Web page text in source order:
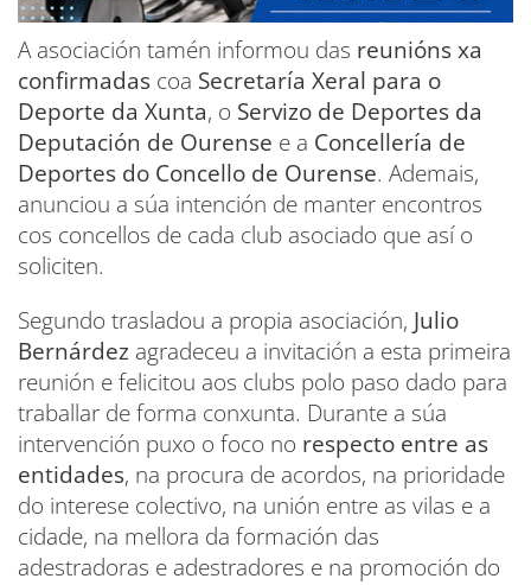
A asociación tamén informou das reunións xa
confirmadas coa Secretaría Xeral para o
Deporte da Xunta, o Servizo de Deportes da
Deputación de Ourense e a Concellería de
Deportes do Concello de Ourense. Ademais,
anunciou a súa intención de manter encontros
cos concellos de cada club asociado que así o
soliciten.
Segundo trasladou a propia asociación, Julio
Bernárdez agradeceu a invitación a esta primeira
reunión e felicitou aos clubs polo paso dado para
traballar de forma conxunta. Durante a súa
intervención puxo o foco no respecto entre as
entidades, na procura de acordos, na prioridade
do interese colectivo, na unión entre as vilas e a
cidade, na mellora da formación das
adestradoras e adestradores e na promoción do